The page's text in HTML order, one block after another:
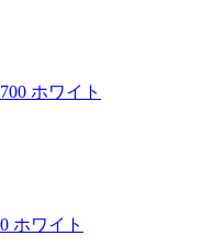
ホワイト